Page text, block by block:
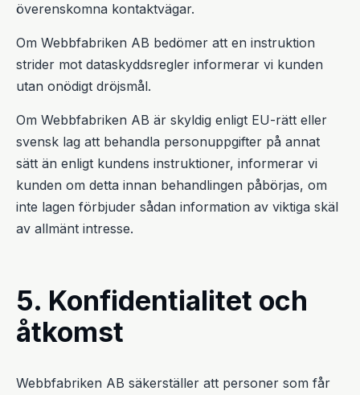
överenskomna kontaktvägar.
Om Webbfabriken AB bedömer att en instruktion
strider mot dataskyddsregler informerar vi kunden
utan onödigt dröjsmål.
Om Webbfabriken AB är skyldig enligt EU-rätt eller
svensk lag att behandla personuppgifter på annat
sätt än enligt kundens instruktioner, informerar vi
kunden om detta innan behandlingen påbörjas, om
inte lagen förbjuder sådan information av viktiga skäl
av allmänt intresse.
5. Konfidentialitet och
åtkomst
Webbfabriken AB säkerställer att personer som får